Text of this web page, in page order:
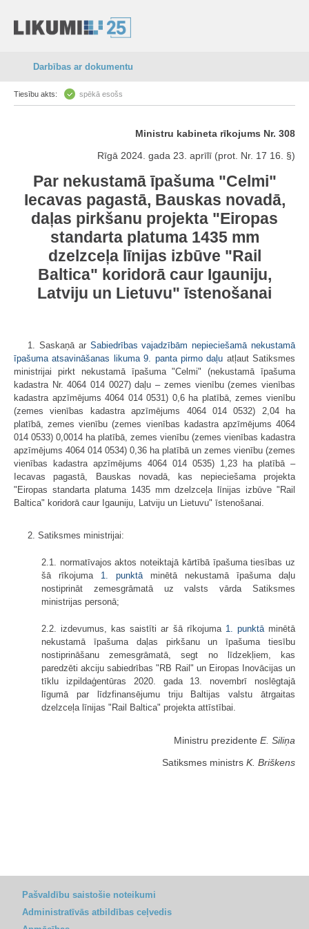
Darbības ar dokumentu
Tiesību akts: spēkā esošs
Ministru kabineta rīkojums Nr. 308
Rīgā 2024. gada 23. aprīlī (prot. Nr. 17 16. §)
Par nekustamā īpašuma "Celmi"
Iecavas pagastā, Bauskas novadā,
daļas pirkšanu projekta "Eiropas
standarta platuma 1435 mm
dzelzceļa līnijas izbūve "Rail
Baltica" koridorā caur Igauniju,
Latviju un Lietuvu" īstenošanai
1. Saskaņā ar Sabiedrības vajadzībām nepieciešamā nekustamā
īpašuma atsavināšanas likuma 9. panta pirmo daļu atļaut Satiksmes
ministrijai pirkt nekustamā īpašuma "Celmi" (nekustamā īpašuma
kadastra Nr. 4064 014 0027) daļu – zemes vienību (zemes vienības
kadastra apzīmējums 4064 014 0531) 0,6 ha platībā, zemes vienību
(zemes vienības kadastra apzīmējums 4064 014 0532) 2,04 ha
platībā, zemes vienību (zemes vienības kadastra apzīmējums 4064
014 0533) 0,0014 ha platībā, zemes vienību (zemes vienības kadastra
apzīmējums 4064 014 0534) 0,36 ha platībā un zemes vienību (zemes
vienības kadastra apzīmējums 4064 014 0535) 1,23 ha platībā –
Iecavas pagastā, Bauskas novadā, kas nepieciešama projekta
"Eiropas standarta platuma 1435 mm dzelzceļa līnijas izbūve "Rail
Baltica" koridorā caur Igauniju, Latviju un Lietuvu" īstenošanai.
2. Satiksmes ministrijai:
2.1. normatīvajos aktos noteiktajā kārtībā īpašuma tiesības uz
šā rīkojuma 1. punktā minētā nekustamā īpašuma daļu
nostiprināt zemesgrāmatā uz valsts vārda Satiksmes
ministrijas personā;
2.2. izdevumus, kas saistīti ar šā rīkojuma 1. punktāminētā
nekustamā īpašuma daļas pirkšanu un īpašuma tiesību
nostiprināšanu zemesgrāmatā, segt no līdzekļiem, kas
paredzēti akciju sabiedrības "RB Rail" un Eiropas Inovācijas un
tīklu izpildaģentūras 2020. gada 13. novembrī noslēgtajā
līgumā par līdzfinansējumu triju Baltijas valstu ātrgaitas
dzelzceļa līnijas "Rail Baltica" projekta attīstībai.
Ministru prezidente E. Siliņa
Satiksmes ministrs K. Briškens
Pašvaldību saistošie noteikumi
Administratīvās atbildības ceļvedis